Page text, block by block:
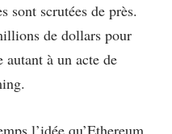
sont scrutées de près.
de dollars pour
autant à un acte de
l’idée qu’Ethereum